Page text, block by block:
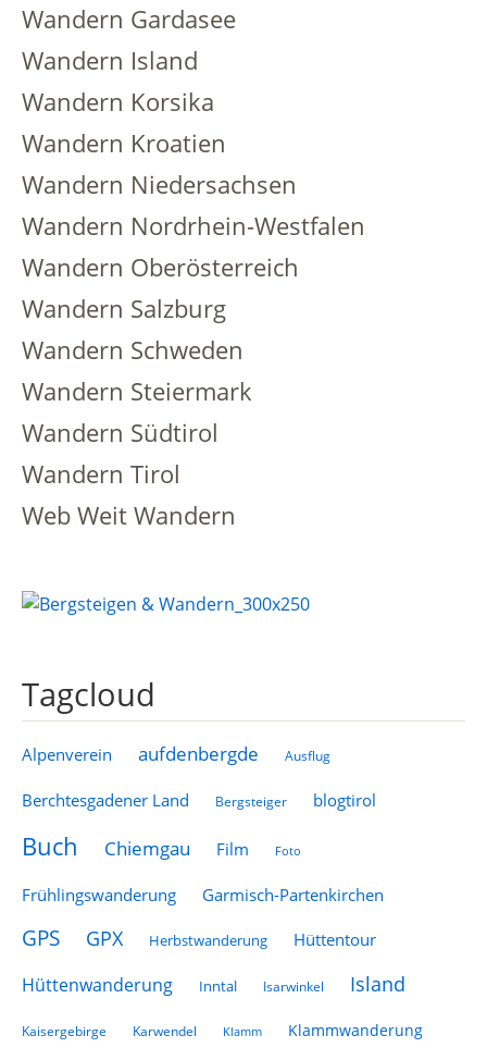
Wandern Gardasee
Wandern Island
Wandern Korsika
Wandern Kroatien
Wandern Niedersachsen
Wandern Nordrhein-Westfalen
Wandern Oberösterreich
Wandern Salzburg
Wandern Schweden
Wandern Steiermark
Wandern Südtirol
Wandern Tirol
Web Weit Wandern
Tagcloud
Alpenverein aufdenbergde Ausflug
Berchtesgadener Land Bergsteiger blogtirol
Buch Chiemgau Film Foto
Frühlingswanderung Garmisch-Partenkirchen
GPS GPX Herbstwanderung Hüttentour
Hüttenwanderung Inntal Isarwinkel Island
Kaisergebirge Karwendel Klamm Klammwanderung